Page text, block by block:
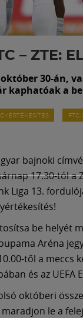
– ZTE:
30-án,
kaphatóak a
FTC-
bajnoki
17.30-tól a
Liga 13.
be helyét
Aréna
től a meccs
és az
októberi
maradjon le a